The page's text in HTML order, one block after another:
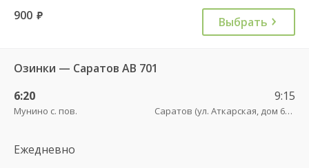
900 руб. Выбрать
Озинки — Саратов АВ 701
6:20
Мунино с. пов.
9:15
Саратов (ул. Аткарская, дом 66 А)
Ежедневно